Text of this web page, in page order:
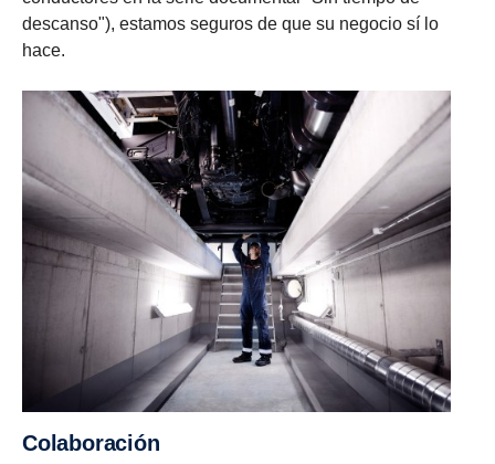
descanso"), estamos seguros de que su negocio sí lo
hace.
Colaboración